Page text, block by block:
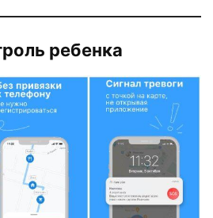
ребенка